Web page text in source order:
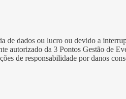
de dados ou lucro ou devido a
autorizado da 3 Pontos Gestão de
de responsabilidade por danos